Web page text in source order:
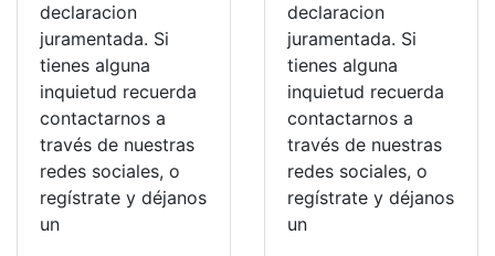
declaracion
juramentada. Si
tienes alguna
inquietud recuerda
contactarnos a
través de nuestras
redes sociales, o
regístrate y déjanos
un
declaracion
juramentada. Si
tienes alguna
inquietud recuerda
contactarnos a
través de nuestras
redes sociales, o
regístrate y déjanos
un